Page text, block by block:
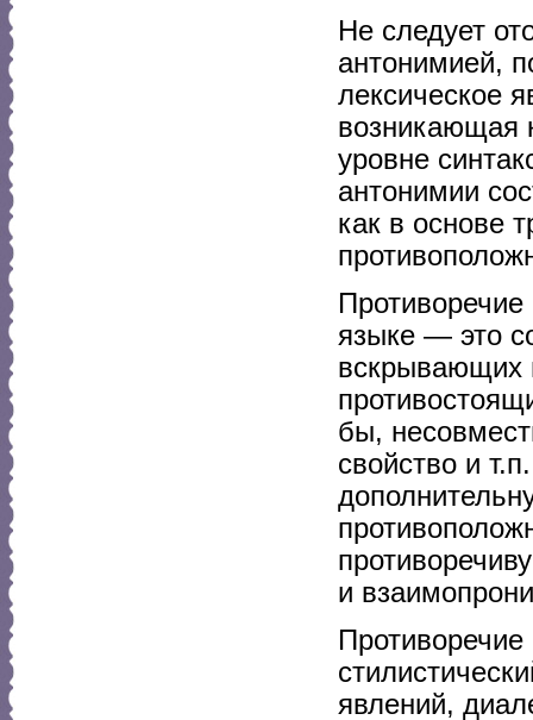
Не следует
антонимией,
лексическое
возникающая
уровне
антонимии
как в основе
языке — это
вскрывающих
бы,
свойство и
и
Противоречие
явлений,